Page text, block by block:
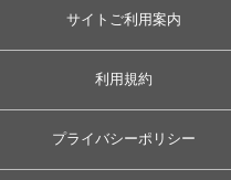
サイトご利用案内
利用規約
プライバシーポリシー